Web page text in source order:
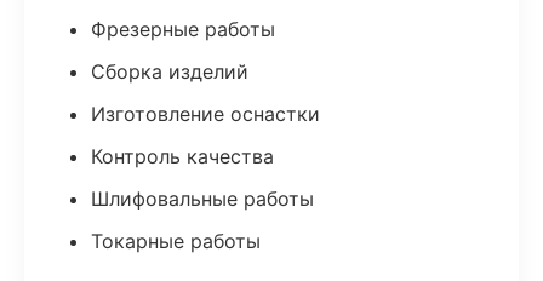
Фрезерные работы
Сборка изделий
Изготовление оснастки
Контроль качества
Шлифовальные работы
Токарные работы